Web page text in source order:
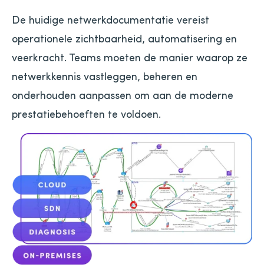
De huidige netwerkdocumentatie vereist
operationele zichtbaarheid, automatisering en
veerkracht. Teams moeten de manier waarop ze
netwerkkennis vastleggen, beheren en
onderhouden aanpassen om aan de moderne
prestatiebehoeften te voldoen.